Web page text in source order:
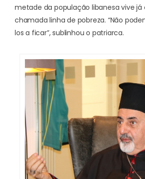
metade da população libanesa vive já
chamada linha de pobreza. “Não
los a ficar”, sublinhou o patriarca.